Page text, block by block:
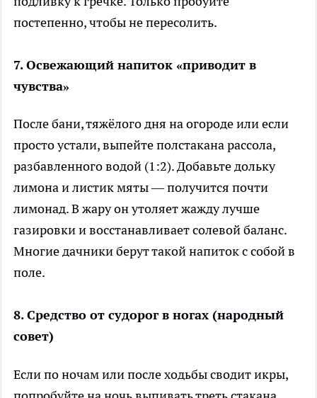
постепенно, чтобы не пересолить.
7. Освежающий напиток «приводит в
чувства»
После бани, тяжёлого дня на огороде или если
просто устали, выпейте полстакана рассола,
разбавленного водой (1:2). Добавьте дольку
лимона и листик мяты — получится почти
лимонад. В жару он утоляет жажду лучше
газировки и восстанавливает солевой баланс.
Многие дачники берут такой напиток с собой в
поле.
8. Средство от судорог в ногах (народный
совет)
Если по ночам или после ходьбы сводит икры,